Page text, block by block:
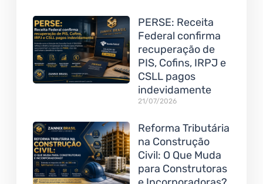
PERSE: Receita
Federal confirma
recuperação de
PIS, Cofins, IRPJ e
CSLL pagos
indevidamente
21/07/2026
Reforma Tributária
na Construção
Civil: O Que Muda
para Construtoras